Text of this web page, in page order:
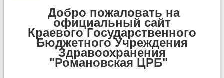
Информация
Добро пожаловать на
официальный сайт
Краевого Государственного
Бюджетного Учреждения
Здравоохранения
"Романовская ЦРБ"